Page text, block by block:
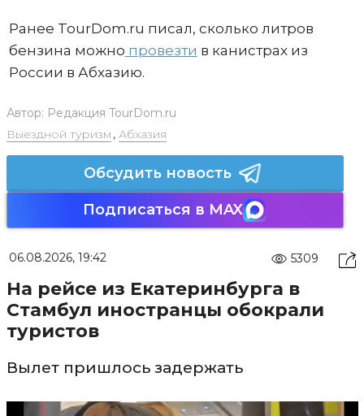
Ранее TourDom.ru писал, сколько литров
бензина можно провезти в канистрах из
России в Абхазию.
Автор: Редакция TourDom.ru
Выездной туризм , Абхазия
Обсудить новость
Подписаться в MAX
06.08.2026, 19:42 5309
На рейсе из Екатеринбурга в
Стамбул иностранцы обокрали
туристов
Вылет пришлось задержать